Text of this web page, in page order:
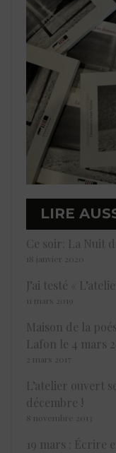
LIRE
Ce soir: La Nuit
18 janvier 2020
J’ai testé «
11 mars 2019
Maison de la
Lafon le 4 mars
2 mars 2017
L’atelier ouvert
décembre !
8 novembre 2013
19 mars : Écrire